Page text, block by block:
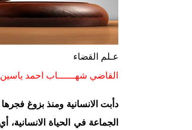
عـلم القضاء ‏
القاضي شهــــــاب احمد ياسين ‏‎- ‎‏ عضو محكمة التمييز الاتحادية ‏
دأبت الانسانية ومنذ بزوغ
الجماعة في الحياة الانسانية،